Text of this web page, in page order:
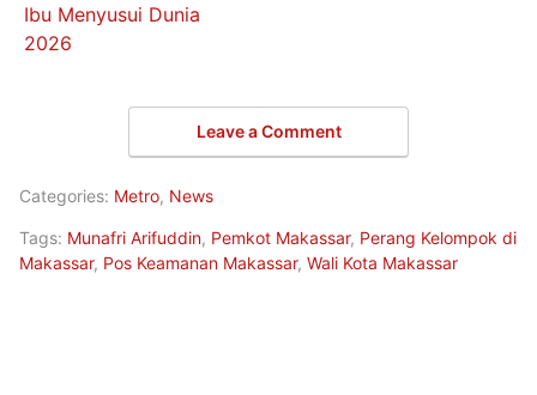
Ibu Menyusui Dunia
2026
Leave a Comment
Categories: Metro, News
Tags: Munafri Arifuddin, Pemkot Makassar, Perang Kelompok di
Makassar, Pos Keamanan Makassar, Wali Kota Makassar